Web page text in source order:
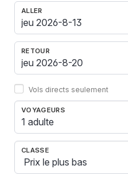
ALLER
RETOUR
Vols directs seulement
VOYAGEURS
1 adulte
CLASSE